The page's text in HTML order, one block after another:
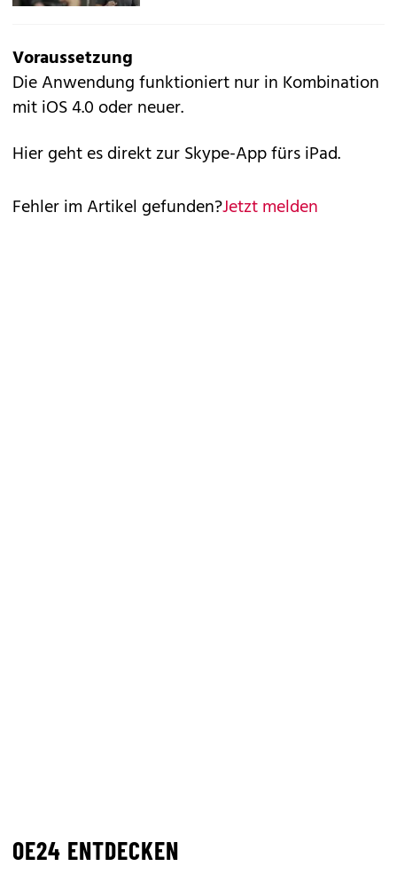
Voraussetzung
Die Anwendung funktioniert nur in Kombination
mit iOS 4.0 oder neuer.
Hier geht es direkt zur Skype-App fürs iPad.
Fehler im Artikel gefunden?Jetzt melden
OE24 ENTDECKEN